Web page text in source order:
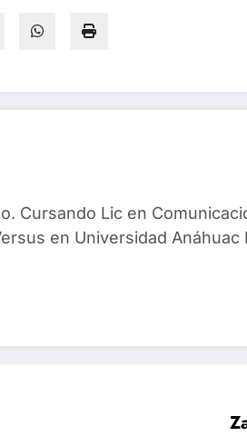
Cursando Lic en
en Universidad